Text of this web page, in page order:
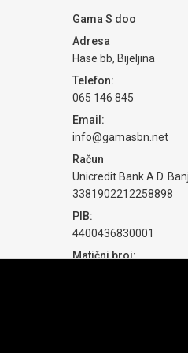
POŠALJI
Gama S doo
Adresa
Hase bb, Bijeljina
Telefon:
065 146 845
Email:
info@gamasbn.net
Račun
Unicredit Bank A.D.
3381902212258898
PIB:
4400436830001
Matični broj: